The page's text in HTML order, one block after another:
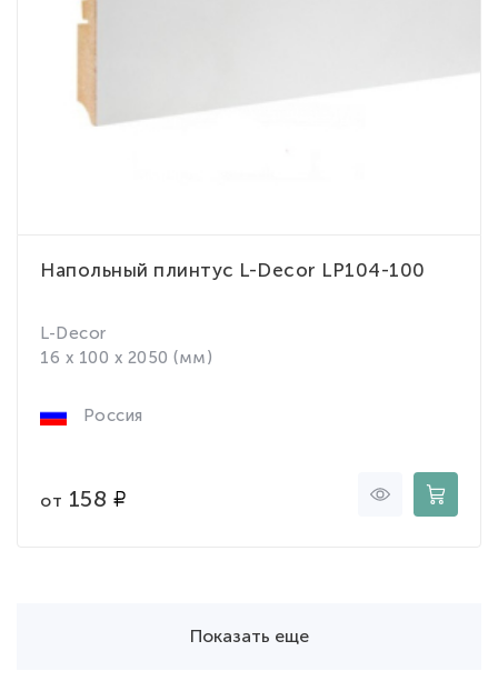
Напольный плинтус L-Decor LP104-100
L-Decor
16 x 100 x 2050 (мм)
Россия
от 158
Показать еще